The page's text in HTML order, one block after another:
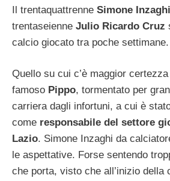
Il trentaquattrenne Simone Inzaghi
trentaseienne Julio Ricardo Cruz
calcio giocato tra poche settimane.
Quello su cui c’è maggior
famoso Pippo, tormentato per
carriera dagli infortuni, a cui è
come responsabile del settore
Lazio. Simone Inzaghi da
le aspettative. Forse sentendo
che porta, visto che all’inizio della